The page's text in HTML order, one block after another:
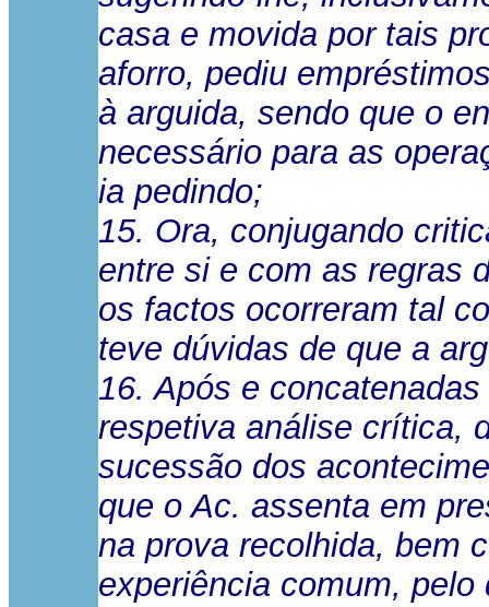
casa e movida por tais
aforro, pediu
à arguida, sendo que o
necessário para as
ia pedindo;
15. Ora, conjugando
entre si e com as regras
os factos ocorreram tal
teve dúvidas de que a
16. Após e
respetiva análise crítica,
sucessão dos
que o Ac. assenta em
na prova recolhida, bem
experiência comum,